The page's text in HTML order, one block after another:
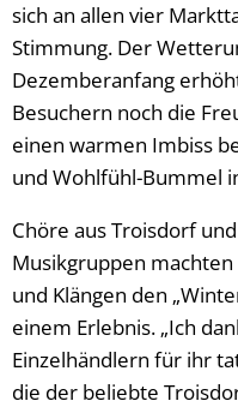
sich an allen vier
Stimmung. Der
Dezemberanfang
Besuchern noch die
einen warmen Imbiss
und Wohlfühl-Bummel
Chöre aus Troisdorf
Musikgruppen
und Klängen den
einem Erlebnis. „Ich
Einzelhändlern für ihr
die der beliebte